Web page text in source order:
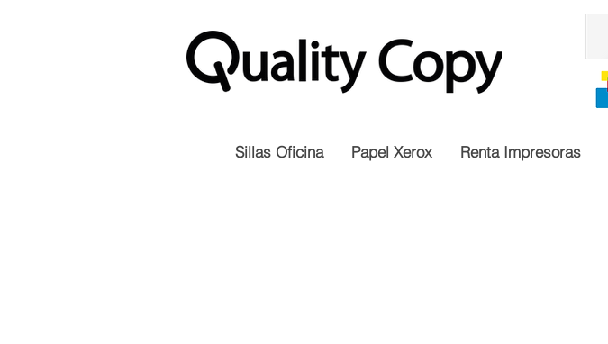
Sillas Oficina Papel Xerox Renta Impresoras